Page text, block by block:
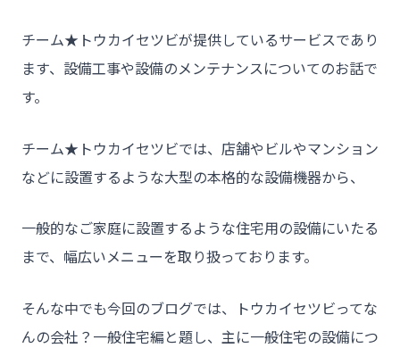
チーム★トウカイセツビが提供しているサービスであり
ます、設備工事や設備のメンテナンスについてのお話で
す。
チーム★トウカイセツビでは、店舗やビルやマンション
などに設置するような大型の本格的な設備機器から、
一般的なご家庭に設置するような住宅用の設備にいたる
まで、幅広いメニューを取り扱っております。
そんな中でも今回のブログでは、トウカイセツビってな
んの会社？一般住宅編と題し、主に一般住宅の設備につ